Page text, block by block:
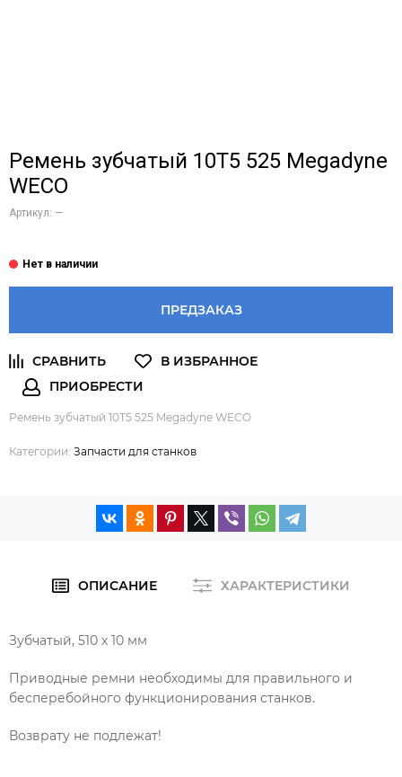
Ремень зубчатый 10Т5 525 Megadyne
WECO
Артикул: —
ПРЕДЗАКАЗ
Ремень зубчатый 10Т5 525 Megadyne WECO
Категории: Запчасти для станков
ОПИСАНИЕ ХАРАКТЕРИСТИКИ
Зубчатый, 510 х 10 мм
Приводные ремни необходимы для правильного и
бесперебойного функционирования станков.
Возврату не подлежат!